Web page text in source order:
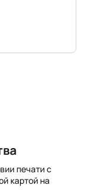
печати с
картой на